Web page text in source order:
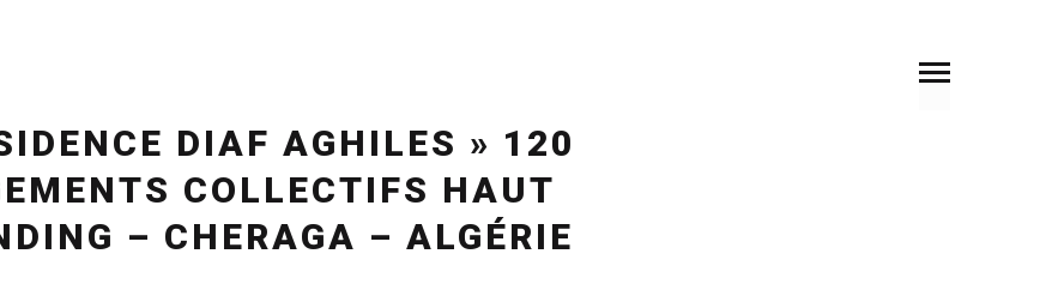
DIAF AGHILES » 120
COLLECTIFS HAUT
– CHERAGA – ALGÉRIE